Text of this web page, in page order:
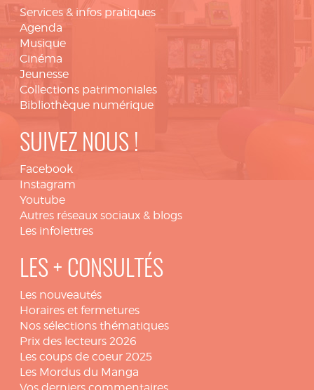
Services & infos pratiques
Agenda
Musique
Cinéma
Jeunesse
Collections patrimoniales
Bibliothèque numérique
SUIVEZ NOUS !
Facebook
Instagram
Youtube
Autres réseaux sociaux & blogs
Les infolettres
LES + CONSULTÉS
Les nouveautés
Horaires et fermetures
Nos sélections thématiques
Prix des lecteurs 2026
Les coups de coeur 2025
Les Mordus du Manga